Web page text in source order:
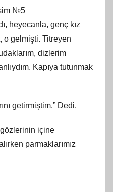
№5
heyecanla, genç kız
o gelmişti. Titreyen
dizlerim
Kapıya tutunmak
getirmiştim.” Dedi.
içine
parmaklarımız